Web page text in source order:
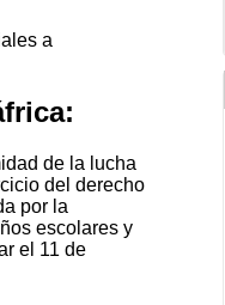
a
de la lucha
del derecho
por la
escolares y
el 11 de